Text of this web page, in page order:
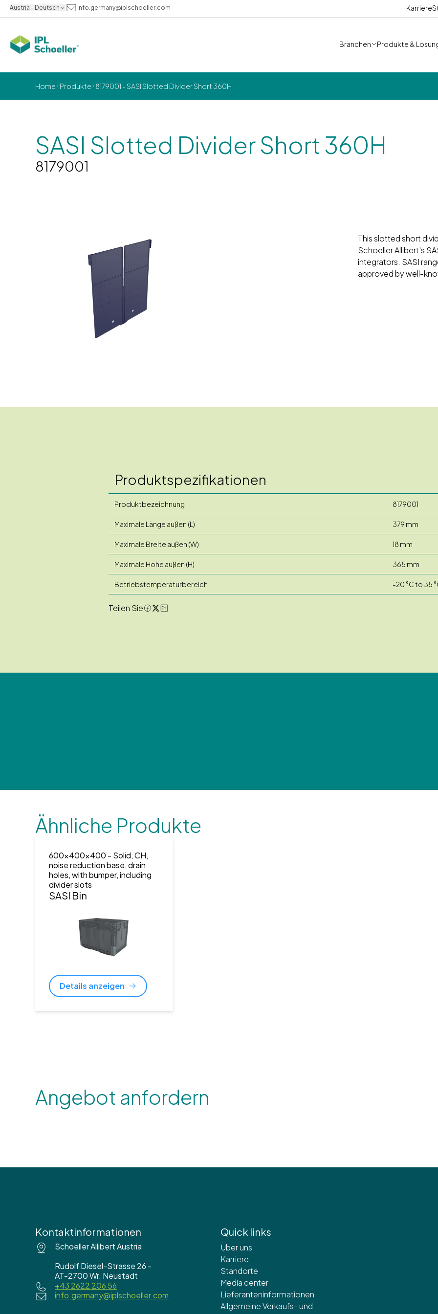
Austria - Deutsch info.germany@iplschoeller.com Karriere
Branchen Produkte &
Home Produkte 8179001 - SASI Slotted Divider Short 360H
SASI Slotted Divider Short 360H
8179001
This slotted short
Schoeller Allibert's
integrators. SASI
approved by well-
Produktspezifikationen
Produktbezeichnung 8179001
Maximale Länge außen (L) 379 mm
Maximale Breite außen (W) 18 mm
Maximale Höhe außen (H) 365 mm
Betriebstemperaturbereich -20 °C to 35
Teilen Sie
Ähnliche Produkte
600x400x400 - Solid, CH,
noise reduction base, drain
holes, with bumper, including
divider slots
SASI Bin
Details anzeigen
Angebot anfordern
Kontaktinformationen
Schoeller Allibert Austria
Rudolf Diesel-Strasse 26 -
AT-2700 Wr. Neustadt
+43 2622 206 56
info.germany@iplschoeller.com
Quick links
Über uns
Karriere
Standorte
Media center
Lieferanteninformationen
Allgemeine Verkaufs- und